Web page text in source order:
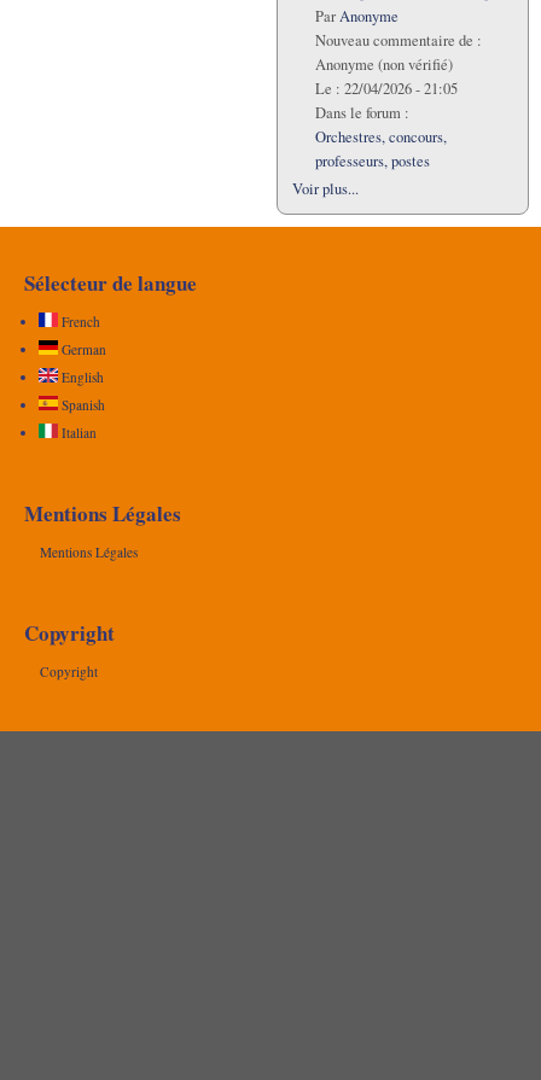
ParAnonyme
Nouveau commentaire de :
Anonyme (non vérifié)
Le : 22/04/2026 - 21:05
Dans le forum :
Orchestres, concours,
professeurs, postes
Voir plus...
Sélecteur de langue
French
German
English
Spanish
Italian
Mentions Légales
Mentions Légales
Copyright
Copyright